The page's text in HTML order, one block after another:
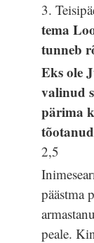
3.
tema
tunneb
Eks ole
valinud
pärima
2,5
päästma
peale.